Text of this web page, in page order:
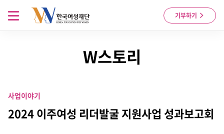
Skip to content
기부하기
메뉴 열기
W스토리
사업이야기
2024 이주여성 리더발굴 지원사업 성과보고회